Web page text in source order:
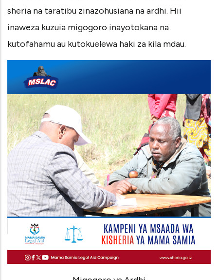
sheria na taratibu zinazohusiana na ardhi. Hii
inaweza kuzuia migogoro inayotokana na
kutofahamu au kutokuelewa haki za kila mdau.